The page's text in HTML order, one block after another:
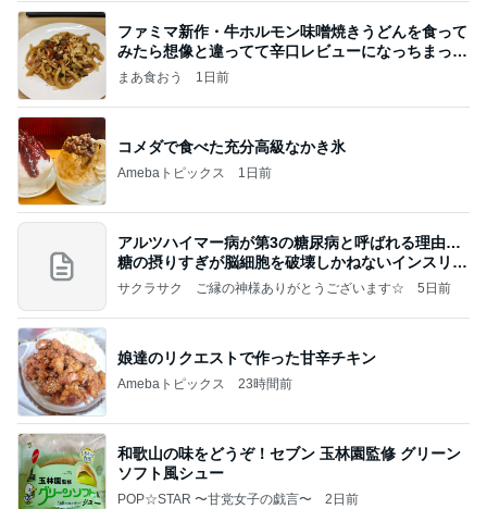
ファミマ新作・牛ホルモン味噌焼きうどんを食って
みたら想像と違ってて辛口レビューになっちまった
話
まあ食おう 1日前
コメダで食べた充分高級なかき氷
Amebaトピックス 1日前
アルツハイマー病が第3の糖尿病と呼ばれる理由…
糖の摂りすぎが脳細胞を破壊しかねないインスリン
の恐
サクラサク ご縁の神様ありがとうございます☆ 5日前
娘達のリクエストで作った甘辛チキン
Amebaトピックス 23時間前
和歌山の味をどうぞ！セブン 玉林園監修 グリーン
ソフト風シュー
POP☆STAR 〜甘党女子の戯言〜 2日前